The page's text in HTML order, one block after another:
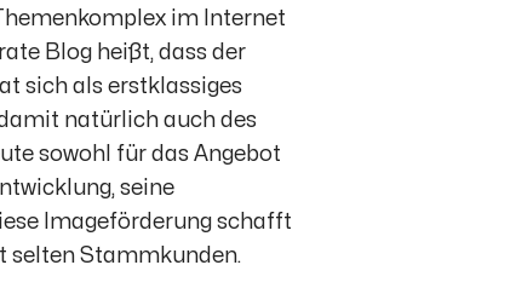
im Internet
Blog heißt, dass der
sich als erstklassiges
natürlich auch des
sowohl für das Angebot
seine
Imageförderung schafft
selten Stammkunden.